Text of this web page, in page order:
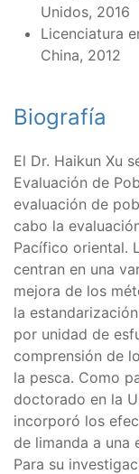
Unidos, 2016
Licenciatura
China, 2012
Biografía
El Dr. Haikun Xu
Evaluación de
evaluación de
cabo la
Pacífico oriental.
centran en una
mejora de los
la
por unidad de
comprensión de
la pesca. Como
doctorado en la
incorporó los
de limanda a una
Para su